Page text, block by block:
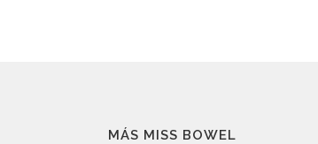
MÁS MISS BOWEL